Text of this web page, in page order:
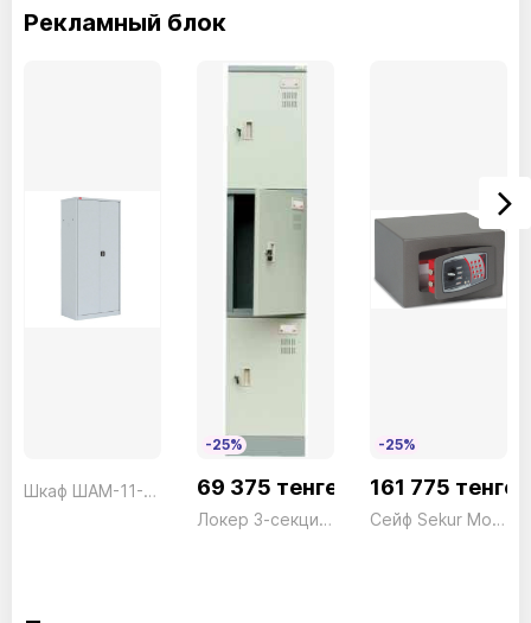
Рекламный блок
Шкаф ШАМ-11-20
-25%
69 375 тенге
Локер 3-секционный LK03 серый President
-25%
161 775 тенге
Сейф Sekur Moby Tekna SMTO/3P Электронный серый Technomax 17кг